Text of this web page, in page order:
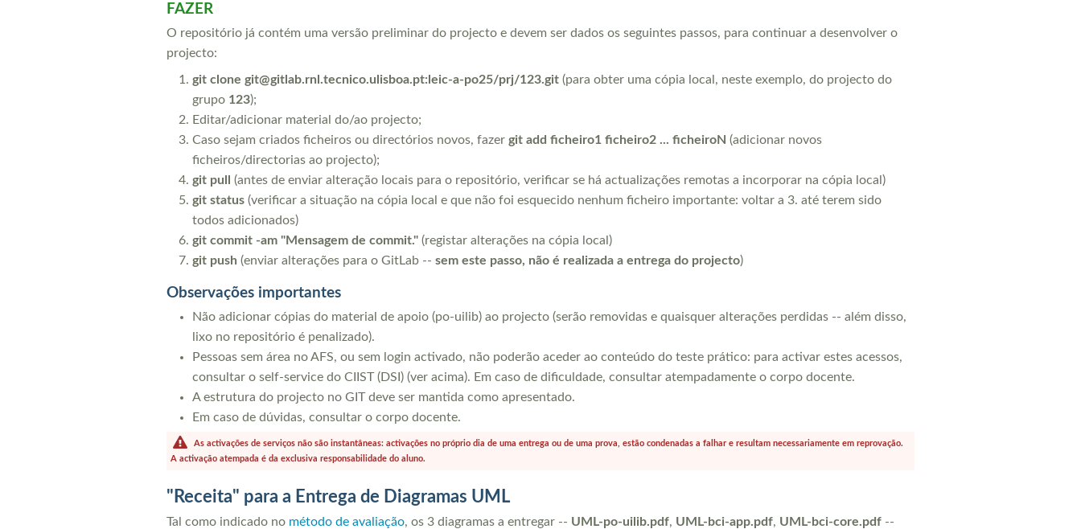
FAZER
O repositório já contém uma versão preliminar do projecto e devem ser dados os seguintes passos, para continuar a desenvolver o
projecto:
git clone git@gitlab.rnl.tecnico.ulisboa.pt:leic-a-po25/prj/123.git (para obter uma cópia local, neste exemplo, do projecto do
grupo 123);
Editar/adicionar material do/ao projecto;
Caso sejam criados ficheiros ou directórios novos, fazer git add ficheiro1 ficheiro2 ... ficheiroN (adicionar novos
ficheiros/directorias ao projecto);
git pull
(antes de enviar alteração locais para o repositório, verificar se há actualizações remotas a incorporar na cópia local)
git status (verificar a situação na cópia local e que não foi esquecido nenhum ficheiro importante: voltar a 3. até terem sido
todos adicionados)
git commit -am "Mensagem de commit." (registar alterações na cópia local)
git push (enviar alterações para o GitLab -- sem este passo, não é realizada a entrega do projecto)
Observações importantes
Não adicionar cópias do material de apoio (po-uilib) ao projecto (serão removidas e quaisquer alterações perdidas -- além disso,
lixo no repositório é penalizado).
Pessoas sem área no AFS, ou sem login activado, não poderão aceder ao conteúdo do teste prático: para activar estes acessos,
consultar o self-service do CIIST (DSI) (ver acima). Em caso de dificuldade, consultar atempadamente o corpo docente.
A estrutura do projecto no GIT deve ser mantida como apresentado.
Em caso de dúvidas, consultar o corpo docente.
As activações de serviços não são instantâneas: activações no próprio dia de uma entrega ou de uma prova, estão condenadas a falhar e resultam necessariamente em reprovação.
A activação atempada é da exclusiva responsabilidade do aluno.
"Receita" para a Entrega de Diagramas UML
Tal como indicado no método de avaliação, os 3 diagramas a entregar -- UML-po-uilib.pdf, UML-bci-app.pdf, UML-bci-core.pdf --